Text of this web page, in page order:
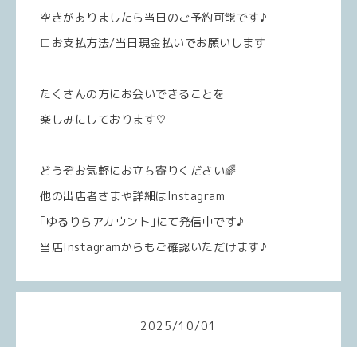
空きがありましたら当日のご予約可能です♪
□お支払方法/当日現金払いでお願いします
たくさんの方にお会いできることを
楽しみにしております♡
どうぞお気軽にお立ち寄りください🌈
他の出店者さまや詳細はInstagram
｢ゆるりらアカウント｣にて発信中です♪
当店Instagramからもご確認いただけます♪
2025/10/01